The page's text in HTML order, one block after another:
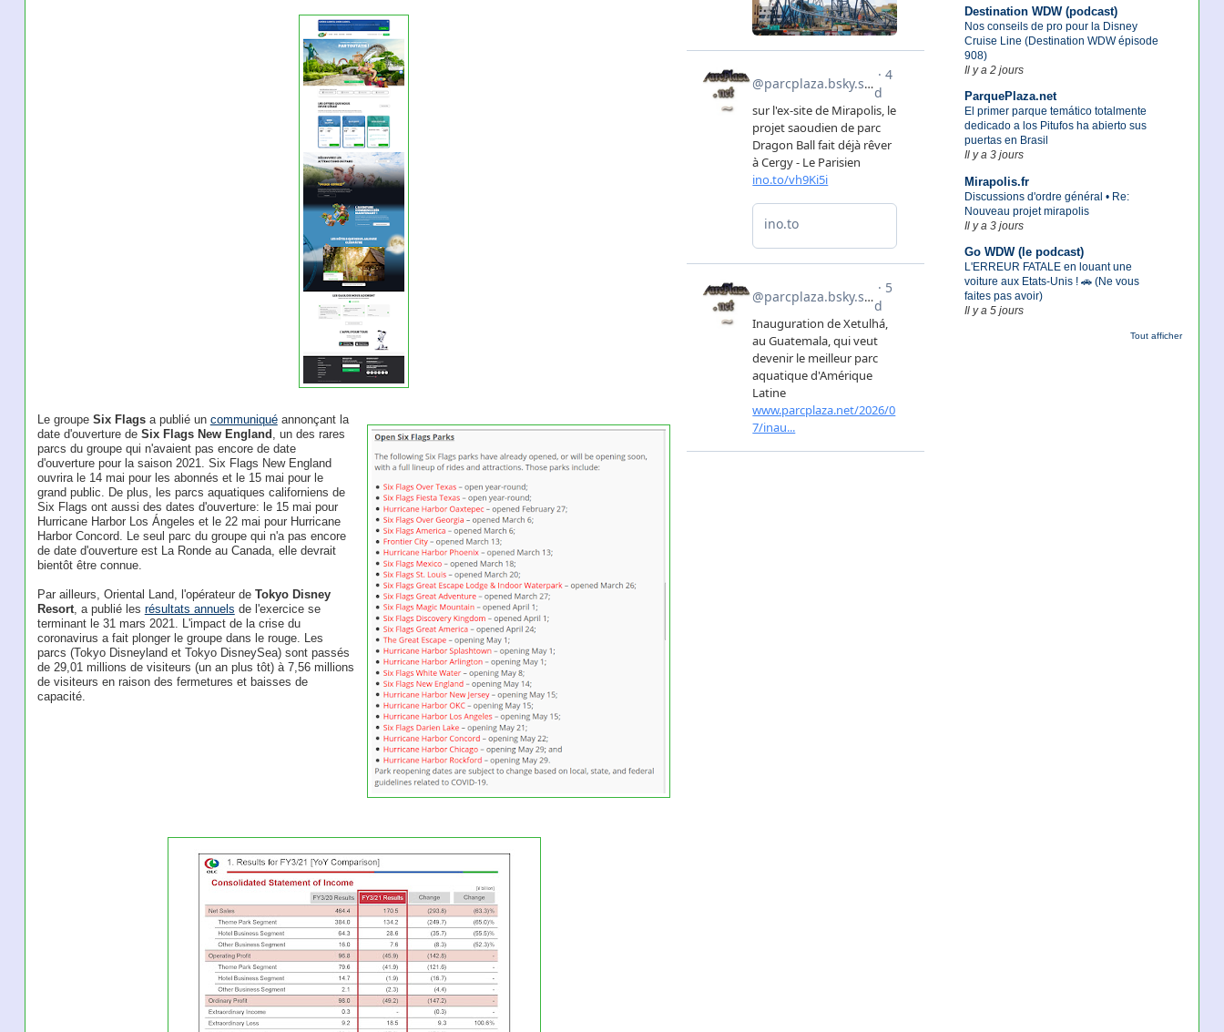
Destination WDW (podcast)
Nos conseils de pro pour la Disney
Cruise Line (Destination WDW épisode
908)
Il y a 2 jours
ParquePlaza.net
El primer parque temático totalmente
dedicado a los Pitufos ha abierto sus
puertas en Brasil
Il y a 3 jours
Mirapolis.fr
Discussions d'ordre général • Re:
Nouveau projet mirapolis
Il y a 3 jours
Go WDW (le podcast)
L'ERREUR FATALE en louant une
voiture aux Etats-Unis ! 🚗 (Ne vous
faites pas avoir)
Il y a 5 jours
Tout afficher
Le groupe Six Flagsa publié un communiquéannonçant la
date d'ouverture de Six Flags New England , un des rares
parcs du groupe qui n'avaient pas encore de date
d'ouverture pour la saison 2021. Six Flags New England
ouvrira le 14 mai pour les abonnés et le 15 mai pour le
grand public. De plus, les parcs aquatiques californiens de
Six Flags ont aussi des dates d'ouverture: le 15 mai pour
Hurricane Harbor Los Ángeles et le 22 mai pour Hurricane
Harbor Concord. Le seul parc du groupe qui n'a pas encore
de date d'ouverture est La Ronde au Canada, elle devrait
bientôt être connue.
Par ailleurs, Oriental Land, l'opérateur de Tokyo Disney
Resort, a publié les résultats annuels de l'exercice se
terminant le 31 mars 2021. L'impact de la crise du
coronavirus a fait plonger le groupe dans le rouge. Les
parcs (Tokyo Disneyland et Tokyo DisneySea) sont passés
de 29,01 millions de visiteurs (un an plus tôt) à 7,56 millions
de visiteurs en raison des fermetures et baisses de
capacité.